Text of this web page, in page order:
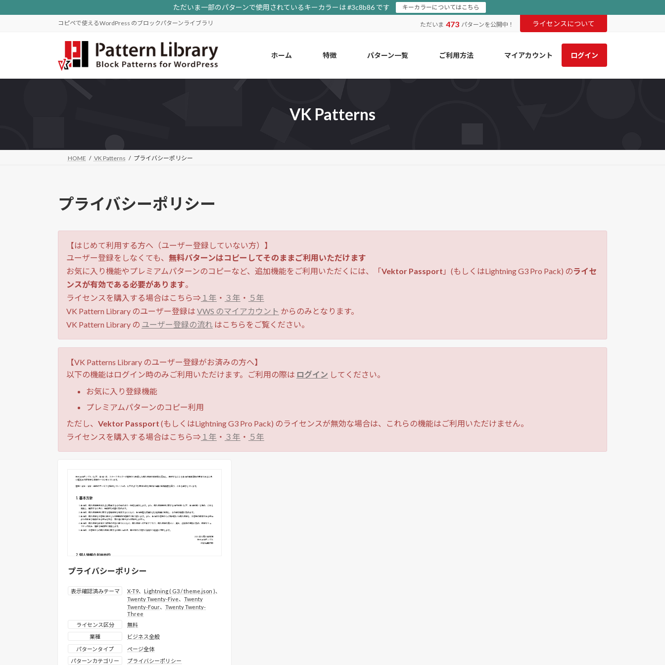
ン
ス
ビ
ン
ただいま一部のパターンで使用されているキーカラーは #3c8b86 です キーカラーについてはこちら
コピペで使えるWordPress のブロックパターンライブラリ ただいま 473 パターンを公開中！ ライセンスについて
ホーム 特徴 パターン一覧 ご利用方法 マイアカウント ログイン
VK Patterns
HOME VK Patterns プライバシーポリシー
プライバシーポリシー
【はじめて利用する方へ（ユーザー登録していない方）】
ユーザー登録をしなくても、 無料パターンはコピーしてそのままご利用いただけます
お気に入り機能やプレミアムパターンのコピーなど、追加機能をご利用いただくには、「Vektor Passport 」(もしくはLightning G3 Pro Pack) のライセ
ンスが有効である必要があります。
ライセンスを購入する場合はこちら⇒ １年 ・ ３年 ・ ５年
VK Pattern Library のユーザー登録は VWS のマイアカウント からのみとなります。
VK Pattern Library の ユーザー登録の流れ はこちらをご覧ください。
【VK Patterns Library のユーザー登録がお済みの方へ】
以下の機能はログイン時のみご利用いただけます。ご利用の際は ログイン してください。
お気に入り登録機能
プレミアムパターンのコピー利用
ただし、 Vektor Passport (もしくはLightning G3 Pro Pack) のライセンスが無効な場合は、これらの機能はご利用いただけません。
ライセンスを購入する場合はこちら⇒ １年 ・ ３年 ・ ５年
プライバシーポリシー
表示確認済みテーマ X-T9、 Lightning ( G3 / theme.json )、
Twenty Twenty-Five、 Twenty
Twenty-Four、 Twenty Twenty-
Three
ライセンス区分
無料
業種
ビジネス全般
パターンタイプ
ページ全体
パターンカテゴリー
プライバシーポリシー